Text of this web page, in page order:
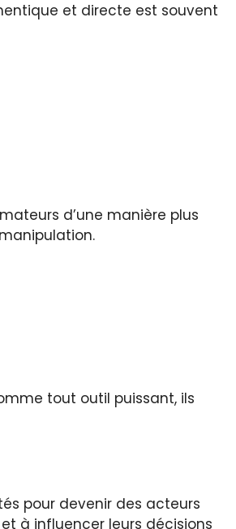
et directe est souvent
d’une manière plus
tout outil puissant, ils
pour devenir des acteurs
à influencer leurs décisions